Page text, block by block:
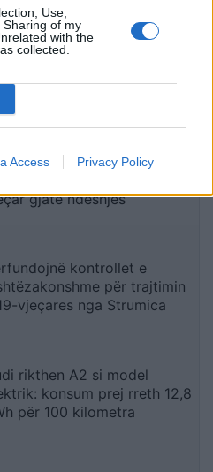
Use,
of my
with the
collected.
Access Privacy Policy
Takimi i sotëm mes Kurtit
shohin hapësirë për
në futbollin tajlandez,
gjatë ndeshjes
kontrollet e
për trajtimin
vjeçares nga Strumica
rikthen A2 si model
konsum prej rreth 12,8
për 100 kilometra